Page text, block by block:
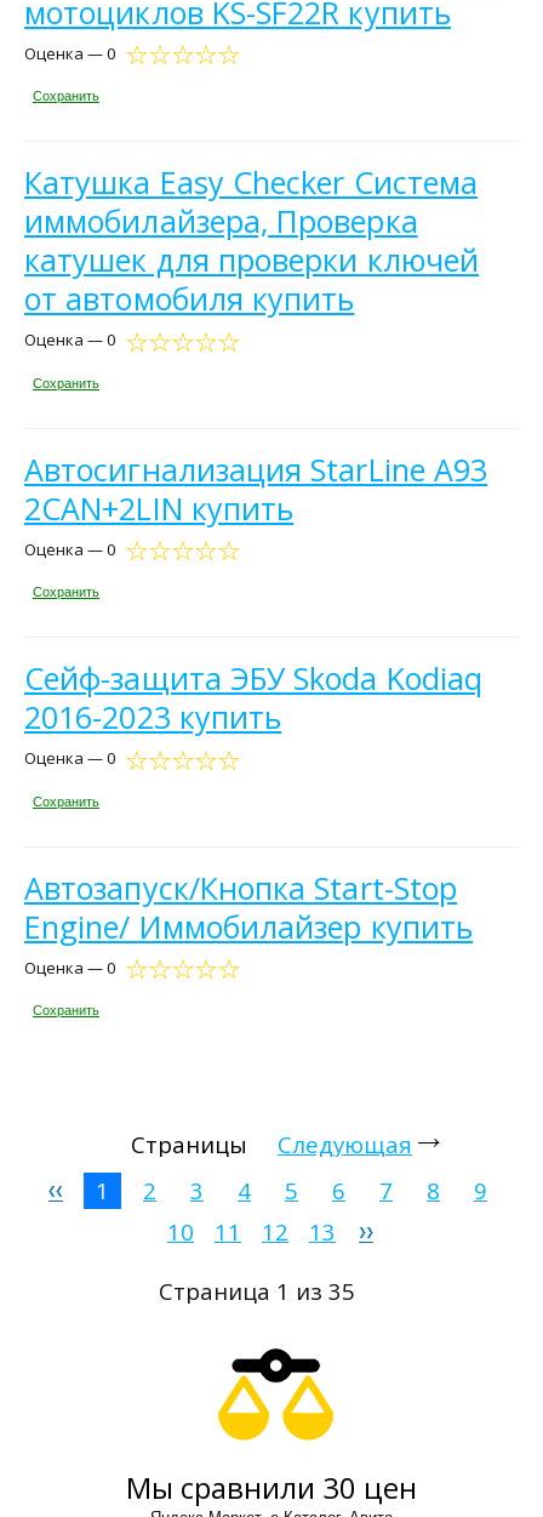
мотоциклов KS-SF22R купить
Оценка — 0
Сохранить
Катушка Easy Checker Система
иммобилайзера, Проверка
катушек для проверки ключей
от автомобиля купить
Оценка — 0
Сохранить
Автосигнализация StarLine A93
2CAN+2LIN купить
Оценка — 0
Сохранить
Сейф-защита ЭБУ Skoda Kodiaq
2016-2023 купить
Оценка — 0
Сохранить
Автозапуск/Кнопка Start-Stop
Engine/ Иммобилайзер купить
Оценка — 0
Сохранить
Страницы
Следующая
1
2 3 4 5 6 7 8
9
10
11 12
13
Страница 1 из 35
Мы сравнили 30 цен